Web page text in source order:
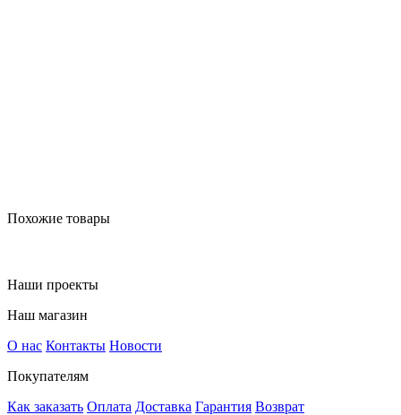
Похожие товары
Наши проекты
Наш магазин
О нас Контакты Новости
Покупателям
Как заказать Оплата Доставка Гарантия Возврат